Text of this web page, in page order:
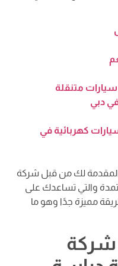
متنقلة
دبي
كهربائية في
المقدمة لك من قبل شركة
والتي تساعدك على
مميزة جدًا وهو ما
شركة